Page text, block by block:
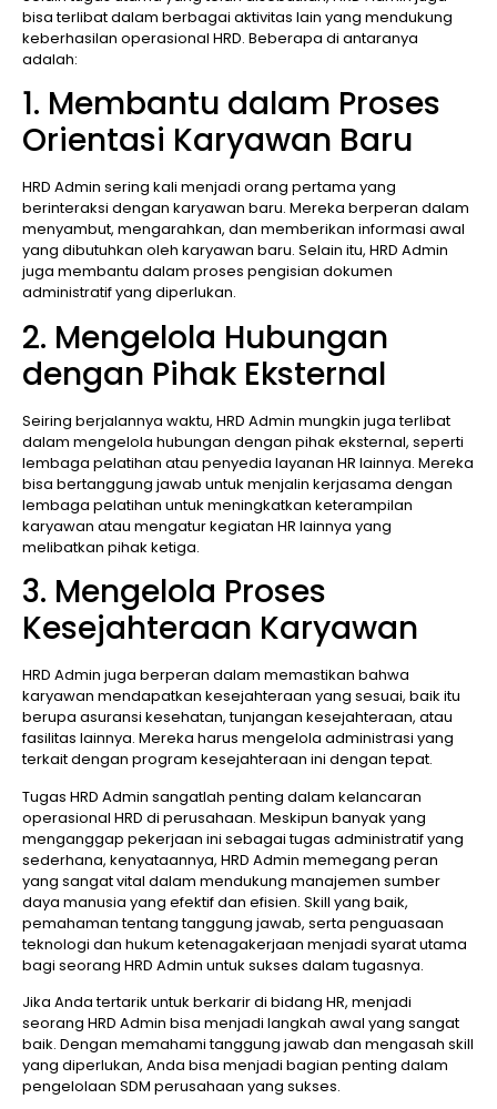
bisa terlibat dalam berbagai aktivitas lain yang mendukung
keberhasilan operasional HRD. Beberapa di antaranya
adalah:
1. Membantu dalam Proses
Orientasi Karyawan Baru
HRD Admin sering kali menjadi orang pertama yang
berinteraksi dengan karyawan baru. Mereka berperan dalam
menyambut, mengarahkan, dan memberikan informasi awal
yang dibutuhkan oleh karyawan baru. Selain itu, HRD Admin
juga membantu dalam proses pengisian dokumen
administratif yang diperlukan.
2. Mengelola Hubungan
dengan Pihak Eksternal
Seiring berjalannya waktu, HRD Admin mungkin juga terlibat
dalam mengelola hubungan dengan pihak eksternal, seperti
lembaga pelatihan atau penyedia layanan HR lainnya. Mereka
bisa bertanggung jawab untuk menjalin kerjasama dengan
lembaga pelatihan untuk meningkatkan keterampilan
karyawan atau mengatur kegiatan HR lainnya yang
melibatkan pihak ketiga.
3. Mengelola Proses
Kesejahteraan Karyawan
HRD Admin juga berperan dalam memastikan bahwa
karyawan mendapatkan kesejahteraan yang sesuai, baik itu
berupa asuransi kesehatan, tunjangan kesejahteraan, atau
fasilitas lainnya. Mereka harus mengelola administrasi yang
terkait dengan program kesejahteraan ini dengan tepat.
Tugas HRD Admin sangatlah penting dalam kelancaran
operasional HRD di perusahaan. Meskipun banyak yang
menganggap pekerjaan ini sebagai tugas administratif yang
sederhana, kenyataannya, HRD Admin memegang peran
yang sangat vital dalam mendukung manajemen sumber
daya manusia yang efektif dan efisien. Skill yang baik,
pemahaman tentang tanggung jawab, serta penguasaan
teknologi dan hukum ketenagakerjaan menjadi syarat utama
bagi seorang HRD Admin untuk sukses dalam tugasnya.
Jika Anda tertarik untuk berkarir di bidang HR, menjadi
seorang HRD Admin bisa menjadi langkah awal yang sangat
baik. Dengan memahami tanggung jawab dan mengasah skill
yang diperlukan, Anda bisa menjadi bagian penting dalam
pengelolaan SDM perusahaan yang sukses.